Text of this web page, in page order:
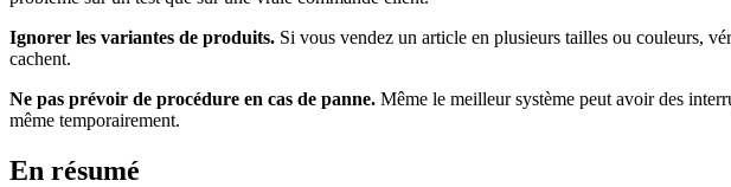
Ignorer les variantes de produits. Si vous vendez un article en plusieurs tailles ou couleurs,
cachent.
Ne pas prévoir de procédure en cas de panne. Même le meilleur système peut avoir des
même temporairement.
En résumé